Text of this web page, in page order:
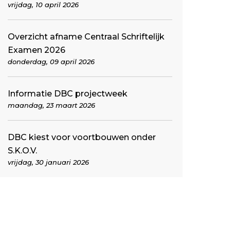
vrijdag, 10 april 2026
Overzicht afname Centraal Schriftelijk
Examen 2026
donderdag, 09 april 2026
Informatie DBC projectweek
maandag, 23 maart 2026
DBC kiest voor voortbouwen onder
S.K.O.V.
vrijdag, 30 januari 2026